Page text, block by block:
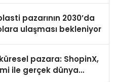
pazarının 2030’da
ulaşması bekleniyor
pazara: ShopinX,
ile gerçek dünya